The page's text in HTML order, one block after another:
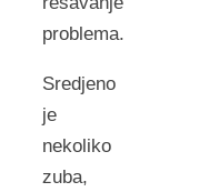
problema.
Sredjeno
je
nekoliko
zuba,